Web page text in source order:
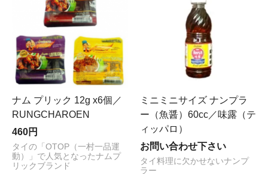
ナム プリック 12g x6個／
RUNGCHAROEN
460円
タイの「OTOP（一村一品運
動）」で人気となったナムプ
リックブランド
ミニミニサイズ ナンプラ
ー（魚醤）60cc／味露（テ
ィッパロ）
お問い合わせ下さい
タイ料理に欠かせないナンプ
ラー